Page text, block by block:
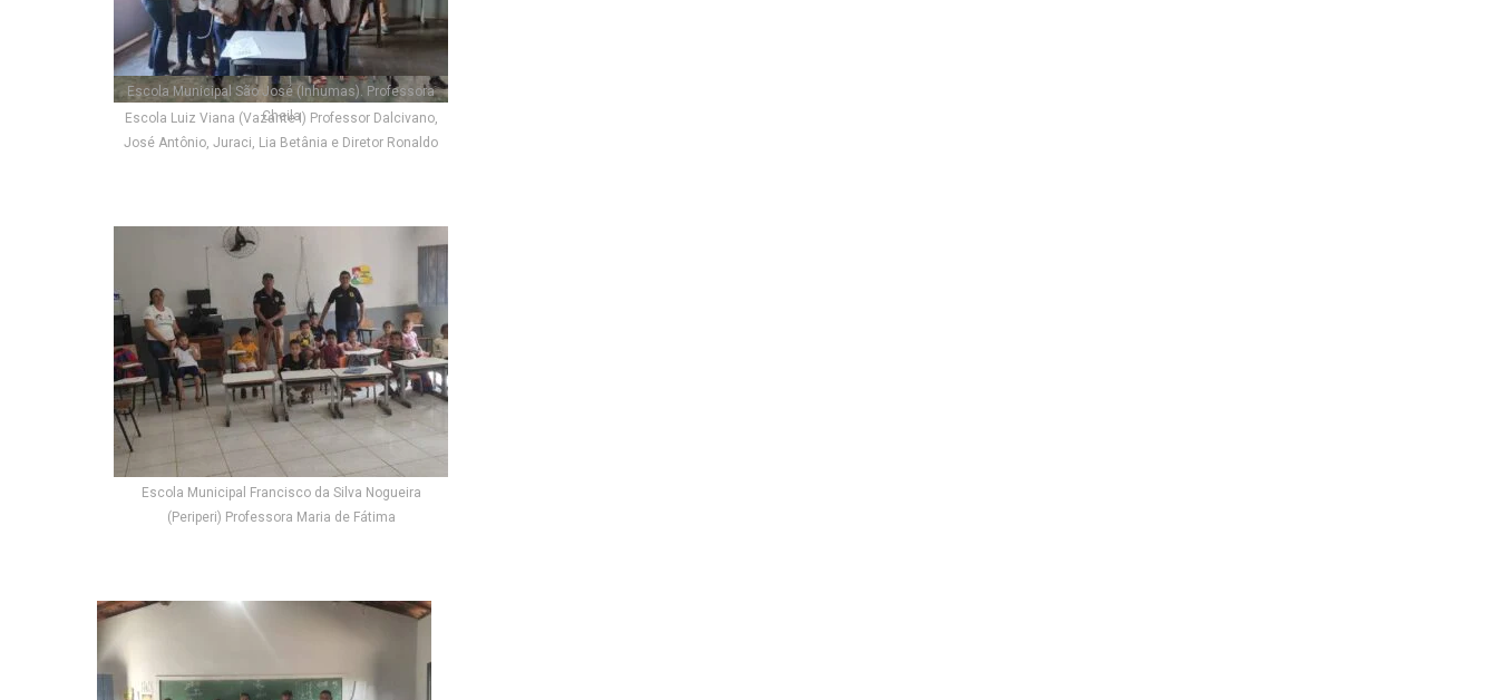
Escola Municipal São José (Inhumas). Professora
Cheila
Escola Luiz Viana (Vazante I) Professor Dalcivano,
José Antônio, Juraci, Lia Betânia e Diretor Ronaldo
Escola Municipal Francisco da Silva Nogueira
(Periperi) Professora Maria de Fátima